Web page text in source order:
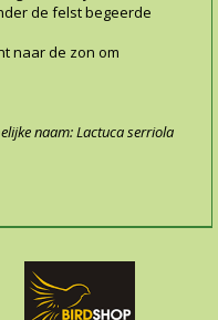
de felst begeerde
naar de zon om
naam: Lactuca serriola